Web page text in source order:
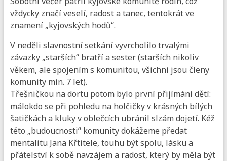
vždycky značí veselí, radost a tanec, tentokrát ve
znamení „kyjovských hodů“.
V neděli slavnostní setkání vyvrcholilo trvalými
závazky „starších“ bratří a sester (starších nikoliv
věkem, ale spojením s komunitou, všichni jsou členy
komunity min. 7 let).
Třešničkou na dortu potom bylo první přijímání dětí:
málokdo se při pohledu na holčičky v krásných bílých
šatičkách a kluky v oblečcích ubránil slzám dojetí. Kéž
této „budoucnosti“ komunity dokážeme předat
mentalitu Jana Křtitele, touhu být spolu, lásku a
přátelství k sobě navzájem a radost, který by měla být